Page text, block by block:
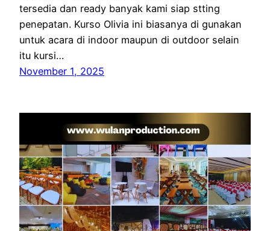
tersedia dan ready banyak kami siap stting
penepatan. Kurso Olivia ini biasanya di gunakan
untuk acara di indoor maupun di outdoor selain
itu kursi…
November 1, 2025